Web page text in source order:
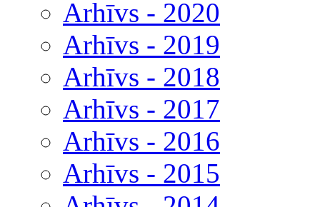
Arhīvs - 2020
Arhīvs - 2019
Arhīvs - 2018
Arhīvs - 2017
Arhīvs - 2016
Arhīvs - 2015